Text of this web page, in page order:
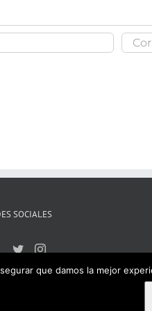
SOCIALES
que damos la mejor